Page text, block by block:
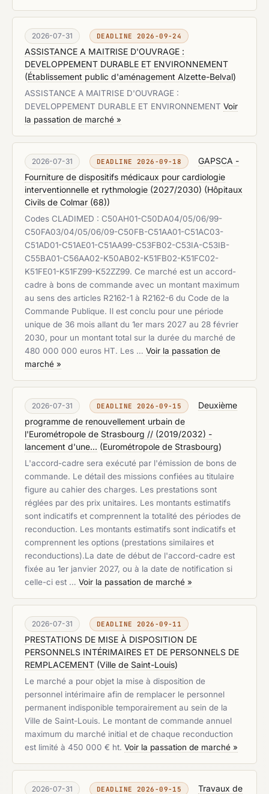
2026-07-31 DEADLINE 2026-09-24
ASSISTANCE A MAITRISE D'OUVRAGE :
DEVELOPPEMENT DURABLE ET ENVIRONNEMENT
(Établissement public d'aménagement Alzette-Belval)
ASSISTANCE A MAITRISE D'OUVRAGE :
DEVELOPPEMENT DURABLE ET ENVIRONNEMENT Voir
la passation de marché »
2026-07-31 DEADLINE 2026-09-18
GAPSCA -
Fourniture de dispositifs médicaux pour cardiologie
interventionnelle et rythmologie (2027/2030) (Hôpitaux
Civils de Colmar (68))
Codes CLADIMED : C50AH01-C50DA04/05/06/99-
C50FA03/04/05/06/09-C50FB-C51AA01-C51AC03-
C51AD01-C51AE01-C51AA99-C53FB02-C53IA-C53IB-
C55BA01-C56AA02-K50AB02-K51FB02-K51FC02-
K51FE01-K51FZ99-K52ZZ99. Ce marché est un accord-
cadre à bons de commande avec un montant maximum
au sens des articles R2162-1 à R2162-6 du Code de la
Commande Publique. Il est conclu pour une période
unique de 36 mois allant du 1er mars 2027 au 28 février
2030, pour un montant total sur la durée du marché de
480 000 000 euros HT. Les … Voir la passation de
marché »
2026-07-31 DEADLINE 2026-09-15
Deuxième
programme de renouvellement urbain de
l'Eurométropole de Strasbourg // (2019/2032) -
lancement d'une... (Eurométropole de Strasbourg)
L'accord-cadre sera exécuté par l'émission de bons de
commande. Le détail des missions confiées au titulaire
figure au cahier des charges. Les prestations sont
réglées par des prix unitaires. Les montants estimatifs
sont indicatifs et comprennent la totalité des périodes de
reconduction. Les montants estimatifs sont indicatifs et
comprennent les options (prestations similaires et
reconductions).La date de début de l'accord-cadre est
fixée au 1er janvier 2027, ou à la date de notification si
celle-ci est … Voir la passation de marché »
2026-07-31 DEADLINE 2026-09-11
PRESTATIONS DE MISE À DISPOSITION DE
PERSONNELS INTÉRIMAIRES ET DE PERSONNELS DE
REMPLACEMENT (Ville de Saint-Louis)
Le marché a pour objet la mise à disposition de
personnel intérimaire afin de remplacer le personnel
permanent indisponible temporairement au sein de la
Ville de Saint-Louis. Le montant de commande annuel
maximum du marché initial et de chaque reconduction
est limité à 450 000 € ht. Voir la passation de marché »
2026-07-31 DEADLINE 2026-09-15
Travaux de